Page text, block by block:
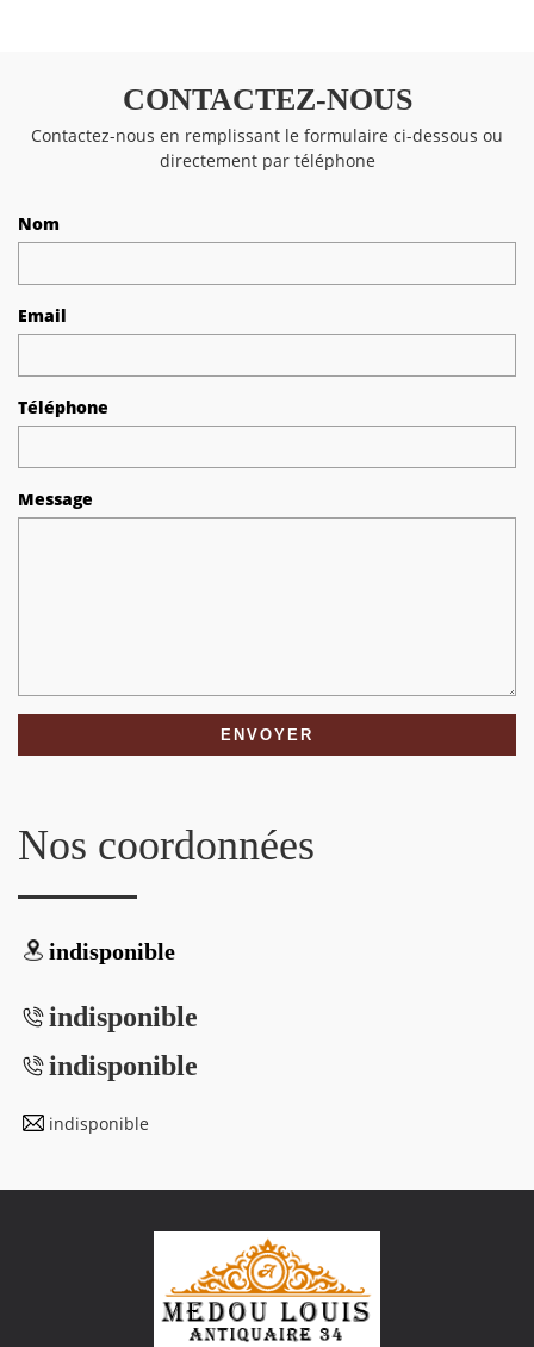
CONTACTEZ-NOUS
Contactez-nous en remplissant le formulaire ci-dessous ou
directement par téléphone
Nom
Email
Téléphone
Message
Nos coordonnées
indisponible
indisponible
indisponible
indisponible